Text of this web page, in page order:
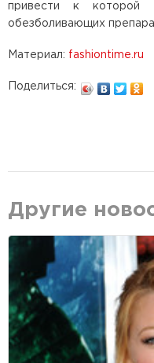
привести к которой
обезболивающих
Материал: fashiontime.ru
Поделиться:
Другие